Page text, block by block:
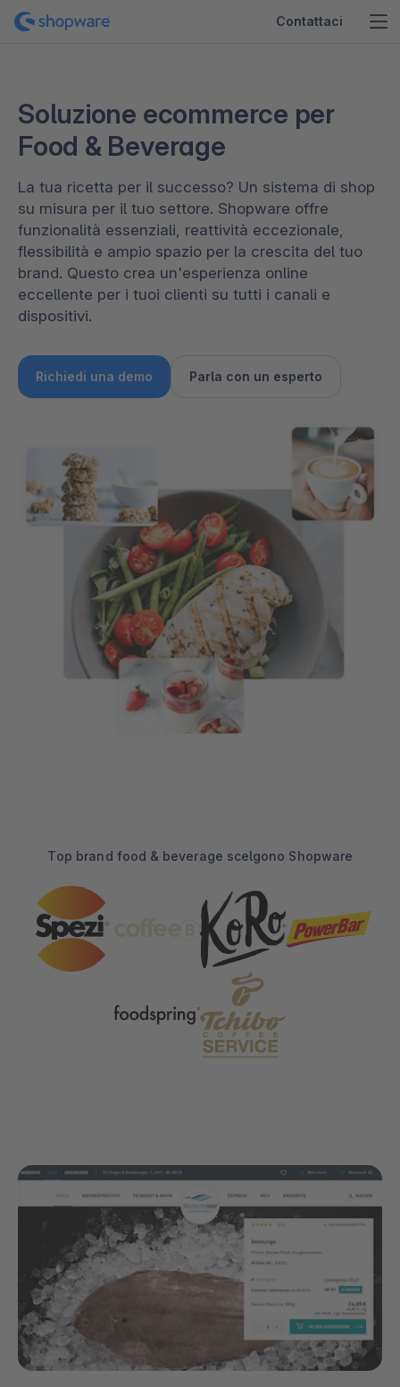
Contattaci
Soluzione ecommerce per
Food & Beverage
La tua ricetta per il successo? Un sistema di shop
su misura per il tuo settore. Shopware offre
funzionalità essenziali, reattività eccezionale,
flessibilità e ampio spazio per la crescita del tuo
brand. Questo crea un'esperienza online
eccellente per i tuoi clienti su tutti i canali e
dispositivi.
Richiedi una demo Parla con un esperto
Top brand food & beverage scelgono Shopware